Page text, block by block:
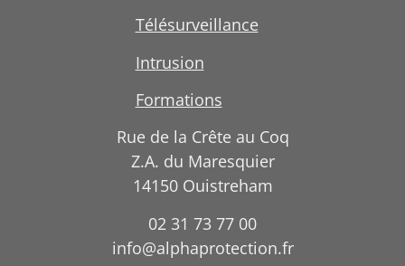
Télésurveillance
Intrusion
Formations
Rue de la Crête au Coq
Z.A. du Maresquier
14150 Ouistreham
02 31 73 77 00
info@alphaprotection.fr